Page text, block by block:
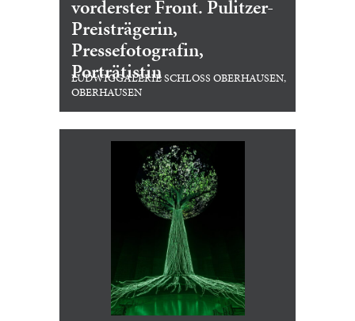
vorderster Front. Pulitzer-
Preisträgerin,
Pressefotografin,
Porträtistin
LUDWIGGALERIE SCHLOSS OBERHAUSEN,
OBERHAUSEN